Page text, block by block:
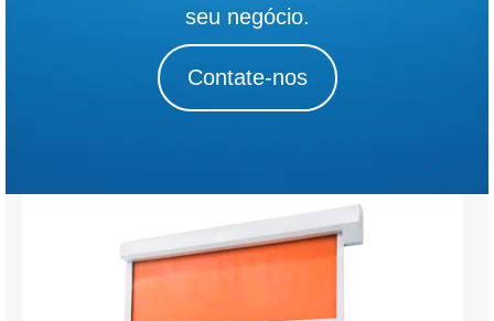
seu negócio.
Contate-nos